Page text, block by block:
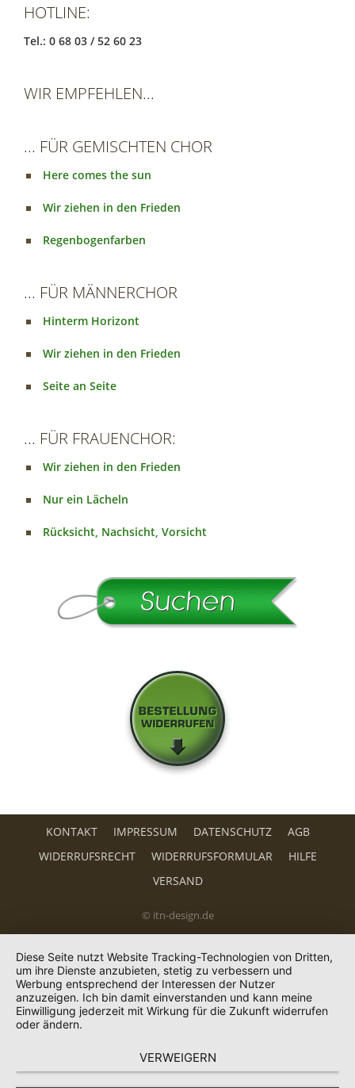
HOTLINE:
Tel.: 0 68 03 / 52 60 23
WIR EMPFEHLEN...
... FÜR GEMISCHTEN CHOR
Here comes the sun
Wir ziehen in den Frieden
Regenbogenfarben
... FÜR MÄNNERCHOR
Hinterm Horizont
Wir ziehen in den Frieden
Seite an Seite
... FÜR FRAUENCHOR:
Wir ziehen in den Frieden
Nur ein Lächeln
Rücksicht, Nachsicht, Vorsicht
KONTAKT IMPRESSUM DATENSCHUTZ
AGB
WIDERRUFSRECHT
WIDERRUFSFORMULAR
HILFE
VERSAND
© itn-design.de
Diese Seite nutzt Website Tracking-Technologien von Dritten,
um ihre Dienste anzubieten, stetig zu verbessern und
Werbung entsprechend der Interessen der Nutzer
anzuzeigen. Ich bin damit einverstanden und kann meine
Einwilligung jederzeit mit Wirkung für die Zukunft widerrufen
oder ändern.
VERWEIGERN